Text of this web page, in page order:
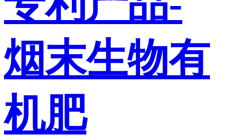
烟末生物有
机肥